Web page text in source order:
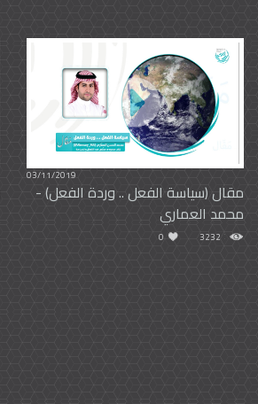
03/11/2019
مقال (سياسة الفعل .. وردة الفعل) -
محمد العماري
3232
0